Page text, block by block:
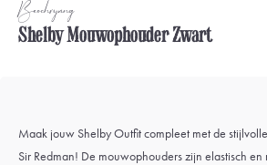
Beschrijving
Shelby Mouwophouder Zwart
Maak jouw Shelby Outfit compleet met de
Sir Redman! De mouwophouders zijn elastisch en